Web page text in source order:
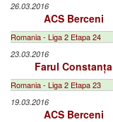
26.03.2016
ACS Berceni
Romania - Liga 2 Etapa 24
23.03.2016
Farul Constanța
Romania - Liga 2 Etapa 23
19.03.2016
ACS Berceni